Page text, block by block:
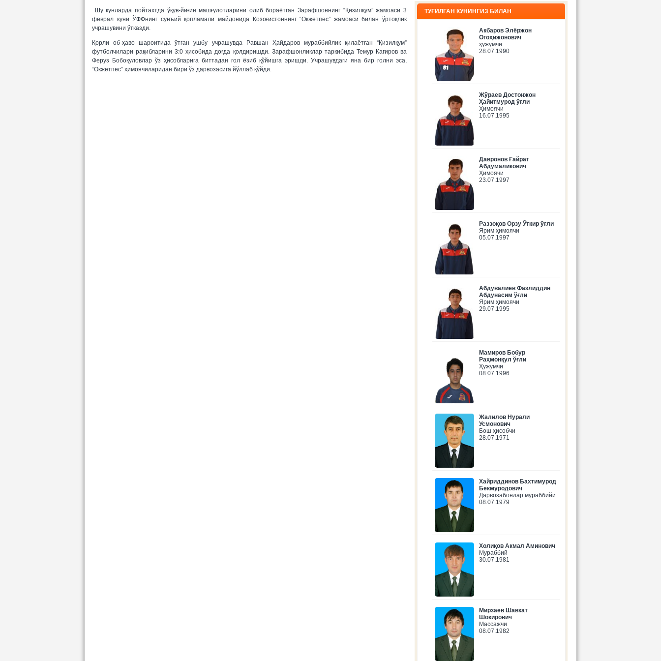
Шу кунларда пойтахтда ўқув-йиғин машғулотларини олиб бораётган Зарафшоннинг “Қизилқум” жамоаси 3
феврал куни ЎФФнинг сунъий қопламали майдонида Қозоғистоннинг “Окжетпес” жамоаси билан ўртоқлик
учрашувини ўтказди.
Қорли об-ҳаво шароитида ўтган ушбу учрашувда Равшан Ҳайдаров мураббийлик қилаётган “Қизилқум”
футболчилари рақибларини 3:0 ҳисобида доғда қолдиришди. Зарафшонликлар таркибида Темур Кагиров ва
Феруз Бобоқуловлар ўз ҳисобларига биттадан гол ёзиб қўйишга эришди. Учрашувдаги яна бир голни эса,
“Окжетпес” ҳимоячиларидан бири ўз дарвозасига йўллаб қўйди.
ТУҒИЛГАН КУНИНГИЗ БИЛАН
Акбаров Элёржон
Огоҳижонович
ҳужумчи
28.07.1990
Жўраев Достонжон
Ҳайитмурод ўғли
Ҳимоячи
16.07.1995
Давронов Ғайрат
Абдумаликович
Ҳимоячи
23.07.1997
Раззоқов Орзу Ўткир ўғли
Ярим ҳимоячи
05.07.1997
Абдувалиев Фазлиддин
Абдунасим ўғли
Ярим ҳимоячи
29.07.1995
Мамиров Бобур
Раҳмонқул ўғли
Ҳужумчи
08.07.1996
Жалилов Нурали
Усмонович
Бош ҳисобчи
28.07.1971
Хайриддинов Бахтимурод
Бекмуродович
Дарвозабонлар мураббийи
08.07.1979
Холиқов Акмал Аминович
Мураббий
30.07.1981
Мирзаев Шавкат
Шокирович
Массажчи
08.07.1982